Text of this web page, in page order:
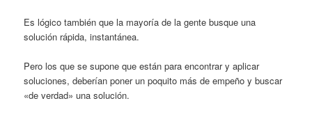
Es lógico también que la mayoría de la gente busque una
solución rápida, instantánea.
Pero los que se supone que están para encontrar y aplicar
soluciones, deberían poner un poquito más de empeño y buscar
«de verdad» una solución.